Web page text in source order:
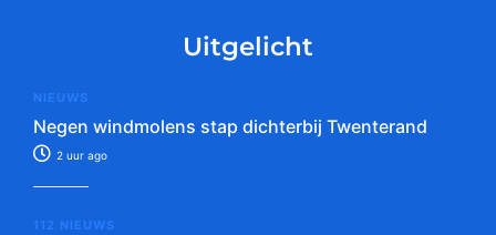
Uitgelicht
NIEUWS
Negen windmolens stap dichterbij Twenterand
2 uur ago
112 NIEUWS